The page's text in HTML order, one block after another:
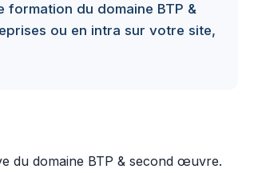
du domaine BTP &
ou en intra sur votre site,
du domaine BTP & second œuvre.